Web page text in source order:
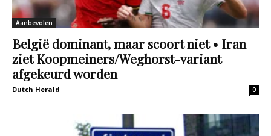
Aanbevolen
België dominant, maar scoort niet • Iran
ziet Koopmeiners/Weghorst-variant
afgekeurd worden
Dutch Herald 0